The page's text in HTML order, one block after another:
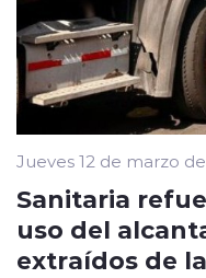
Jueves 12 de marzo
Sanitaria
uso del
extraídos de